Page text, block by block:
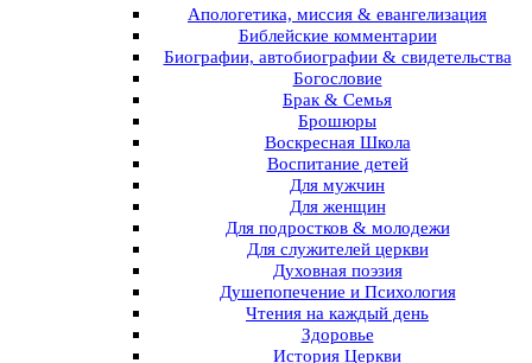
Menu
Апологетика, миссия & евангелизация
Библейские комментарии
Биографии, автобиографии & свидетельства
Богословие
Брак & Семья
Брошюры
Воскресная Школа
Воспитание детей
Для мужчин
Для женщин
Для подростков & молодежи
Для служителей церкви
Духовная поэзия
Душепопечение и Психология
Чтения на каждый день
Здоровье
История Церкви